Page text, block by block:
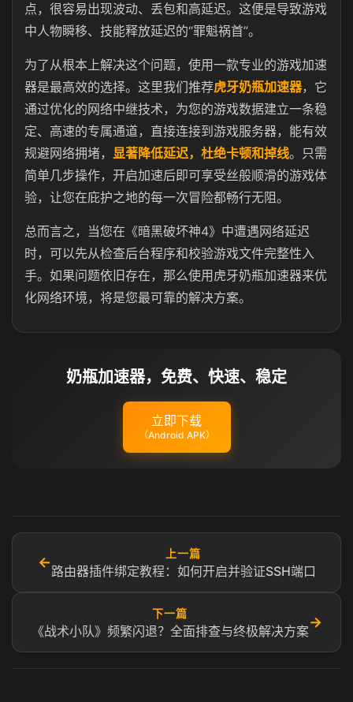
点，很容易出现波动、丢包和高延迟。这便是导致游戏
中人物瞬移、技能释放延迟的“罪魁祸首”。
为了从根本上解决这个问题，使用一款专业的游戏加速
器是最高效的选择。这里我们推荐虎牙奶瓶加速器，它
通过优化的网络中继技术，为您的游戏数据建立一条稳
定、高速的专属通道，直接连接到游戏服务器，能有效
规避网络拥堵， 显著降低延迟，杜绝卡顿和掉线。只需
简单几步操作，开启加速后即可享受丝般顺滑的游戏体
验，让您在庇护之地的每一次冒险都畅行无阻。
总而言之，当您在《暗黑破坏神4》中遭遇网络延迟
时，可以先从检查后台程序和校验游戏文件完整性入
手。如果问题依旧存在，那么使用虎牙奶瓶加速器来优
化网络环境，将是您最可靠的解决方案。
奶瓶加速器，免费、快速、稳定
立即下载
（Android APK）
←
上一篇
路由器插件绑定教程：如何开启并验证SSH端口
下一篇
《战术小队》频繁闪退？全面排查与终极解决方案
→